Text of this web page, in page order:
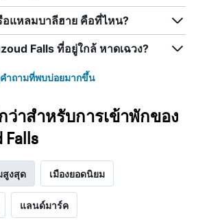
อแหลมบาลีฮาย คือที่ไหน?
Falls ที่อยู่ใกล้ หาดเฉวง?
ำถามที่พบบ่อยมากขึ้น
าสำหรับการเข้าพักของ
สูงสุด เมืองยอดนิยม
แลนด์มาร์ค